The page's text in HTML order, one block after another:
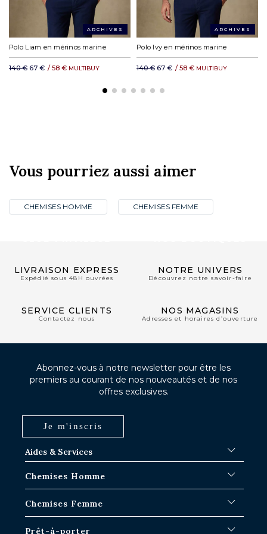
ARCHIVES
Polo Liam en mérinos marine
140 € 67 € / 58 € MULTIBUY
ARCHIVES
Polo Ivy en mérinos marine
140 € 67 € / 58 € MULTIBUY
Vous pourriez aussi aimer
CHEMISES HOMME CHEMISES FEMME
LIVRAISON EXPRESS
Expédié sous 48H ouvrées
NOTRE UNIVERS
Découvrez notre savoir-faire
SERVICE CLIENTS
Contactez nous
NOS MAGASINS
Adresses et horaires d’ouverture
Aides & Services
Délais d'expédition
Échange dans les boutiques Paris-IDF
Chemises Homme
Chemises Bleues
Chemises Femme
Prêt-à-porter
Abonnez-vous à notre newsletter pour être les
premiers au courant de nos nouveautés et de nos
offres exclusives.
Je m'inscris